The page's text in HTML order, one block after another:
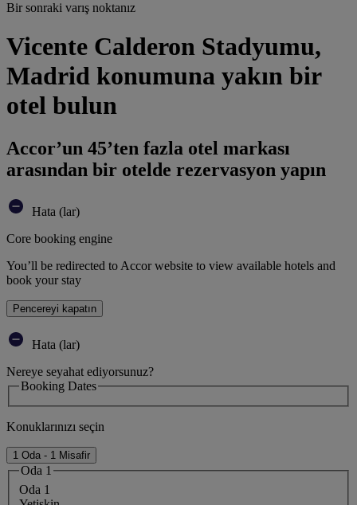
Bir sonraki varış noktanız
Vicente Calderon Stadyumu,
Madrid konumuna yakın bir
otel bulun
Accor’un 45’ten fazla otel markası
arasından bir otelde rezervasyon yapın
Hata (lar)
Core booking engine
You’ll be redirected to Accor website to view available hotels and
book your stay
Pencereyi kapatın
Hata (lar)
Nereye seyahat ediyorsunuz?
Booking Dates
Konuklarınızı seçin
1 Oda - 1 Misafir
Oda 1
Oda 1